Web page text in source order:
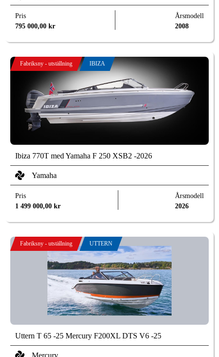
Pris
795 000,00kr
Årsmodell
2008
Fabriksny - utställning IBIZA
Ibiza 770T med Yamaha F 250 XSB2 -2026
Yamaha
Pris
1 499 000,00kr
Årsmodell
2026
Fabriksny - utställning UTTERN
Uttern T 65 -25 Mercury F200XL DTS V6 -25
Mercury